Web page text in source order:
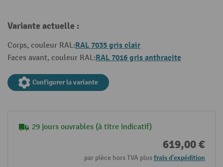
Variante actuelle :
Corps, couleur RAL:RAL 7035 gris clair
Faces avant, couleur RAL:RAL 7016 gris anthracite
Configurer la variante
29 jours ouvrables (à titre indicatif)
619,00 €
par pièce hors TVA plusfrais d'expédition